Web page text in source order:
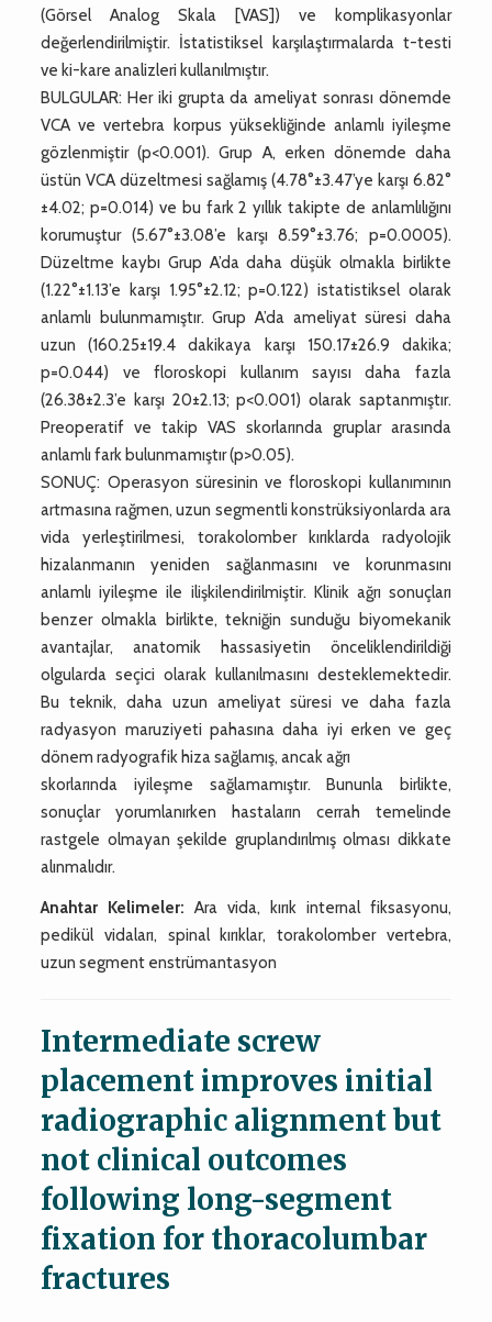
(Görsel Analog Skala [VAS]) ve komplikasyonlar
değerlendirilmiştir. İstatistiksel karşılaştırmalarda t-testi
ve ki-kare analizleri kullanılmıştır.
BULGULAR: Her iki grupta da ameliyat sonrası dönemde
VCA ve vertebra korpus yüksekliğinde anlamlı iyileşme
gözlenmiştir (p<0.001). Grup A, erken dönemde daha
üstün VCA düzeltmesi sağlamış (4.78°±3.47’ye karşı 6.82°
±4.02; p=0.014) ve bu fark 2 yıllık takipte de anlamlılığını
korumuştur (5.67°±3.08’e karşı 8.59°±3.76; p=0.0005).
Düzeltme kaybı Grup A’da daha düşük olmakla birlikte
(1.22°±1.13’e karşı 1.95°±2.12; p=0.122) istatistiksel olarak
anlamlı bulunmamıştır. Grup A’da ameliyat süresi daha
uzun (160.25±19.4 dakikaya karşı 150.17±26.9 dakika;
p=0.044) ve floroskopi kullanım sayısı daha fazla
(26.38±2.3’e karşı 20±2.13; p<0.001) olarak saptanmıştır.
Preoperatif ve takip VAS skorlarında gruplar arasında
anlamlı fark bulunmamıştır (p>0.05).
SONUÇ: Operasyon süresinin ve floroskopi kullanımının
artmasına rağmen, uzun segmentli konstrüksiyonlarda ara
vida yerleştirilmesi, torakolomber kırıklarda radyolojik
hizalanmanın yeniden sağlanmasını ve korunmasını
anlamlı iyileşme ile ilişkilendirilmiştir. Klinik ağrı sonuçları
benzer olmakla birlikte, tekniğin sunduğu biyomekanik
avantajlar, anatomik hassasiyetin önceliklendirildiği
olgularda seçici olarak kullanılmasını desteklemektedir.
Bu teknik, daha uzun ameliyat süresi ve daha fazla
radyasyon maruziyeti pahasına daha iyi erken ve geç
dönem radyografik hiza sağlamış, ancak ağrı
skorlarında iyileşme sağlamamıştır. Bununla birlikte,
sonuçlar yorumlanırken hastaların cerrah temelinde
rastgele olmayan şekilde gruplandırılmış olması dikkate
alınmalıdır.
Anahtar Kelimeler: Ara vida, kırık internal fiksasyonu,
pedikül vidaları, spinal kırıklar, torakolomber vertebra,
uzun segment enstrümantasyon
Intermediate screw
placement improves initial
radiographic alignment but
not clinical outcomes
following long-segment
fixation for thoracolumbar
fractures